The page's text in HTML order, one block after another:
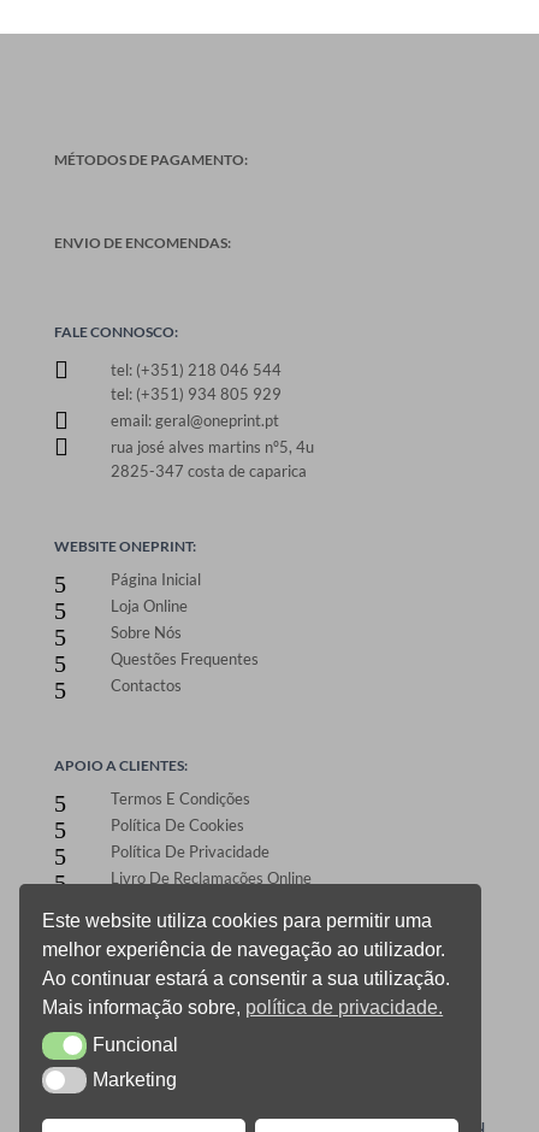
MÉTODOS DE PAGAMENTO:
ENVIO DE ENCOMENDAS:
FALE CONNOSCO:

tel: (+351) 218 046 544
tel: (+351) 934 805 929
 email: geral@oneprint.pt

rua josé alves martins nº5, 4u
2825-347 costa de caparica
WEBSITE ONEPRINT:
5 Página Inicial
5 Loja Online
5 Sobre Nós
5 Questões Frequentes
5 Contactos
APOIO A CLIENTES:
5 Termos E Condições
5 Política De Cookies
5 Política De Privacidade
5 Livro De Reclamações Online
ÁREA DE CLIENTES:
5 Registo E Login
5 Carrinho De Compras
5 CheckOut
5 Gestão De Encomendas
ONEPRINT © 2021 TODOS OS DIREITOS RESERVADOS – DESIGN
Este website utiliza cookies para permitir uma
melhor experiência de navegação ao utilizador.
Ao continuar estará a consentir a sua utilização.
Mais informação sobre, política de privacidade.
FuncionalFuncional
MarketingMarketing